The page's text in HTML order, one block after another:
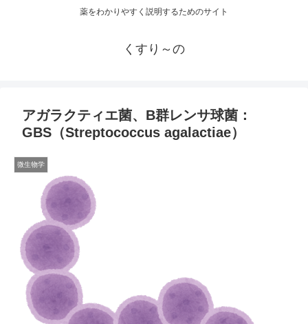
薬をわかりやすく説明するためのサイト
くすり～の
アガラクティエ菌、B群レンサ球菌：
GBS（Streptococcus agalactiae）
微生物学